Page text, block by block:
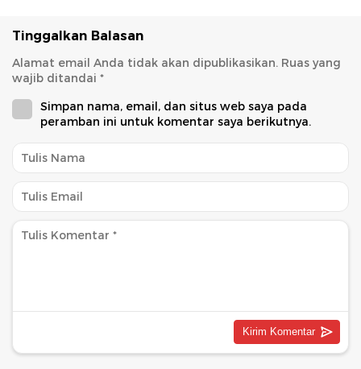
Tinggalkan Balasan
Alamat email Anda tidak akan dipublikasikan. Ruas yang
wajib ditandai *
Simpan nama, email, dan situs web saya pada
peramban ini untuk komentar saya berikutnya.